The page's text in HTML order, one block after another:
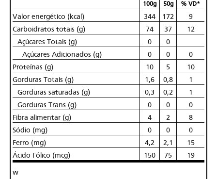
100g 50g % VD*
Valor energético (kcal) 344 172
9
Carboidratos totais (g)
74 37
12
Açúcares Totais (g)
0
0
Açúcares Adicionados (g)
0 0
0
Proteínas (g)
10 5
10
Gorduras Totais (g)
1,6 0,8
1
Gorduras saturadas (g)
0,3 0,2
1
Gorduras Trans (g)
0 0
0
Fibra alimentar (g)
4 2
8
Sódio (mg)
0 0
0
Ferro (mg)
4,2 2,1
15
Ácido Fólico (mcg)
150 75 19
w